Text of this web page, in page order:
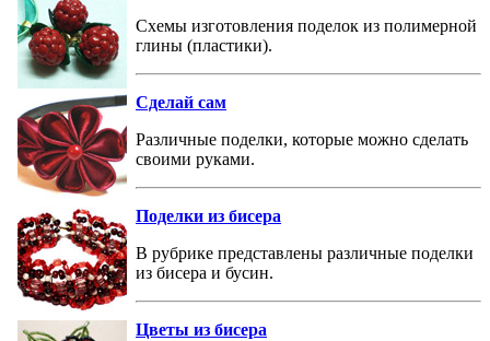
Схемы изготовления поделок из полимерной
глины (пластики).
Сделай сам
Различные поделки, которые можно сделать
своими руками.
Поделки из бисера
В рубрике представлены различные поделки
из бисера и бусин.
Цветы из бисера